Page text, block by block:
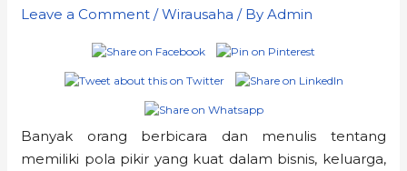
Leave a Comment /Wirausaha / ByAdmin
Banyak orang berbicara dan menulis tentang
memiliki pola pikir yang kuat dalam bisnis, keluarga,